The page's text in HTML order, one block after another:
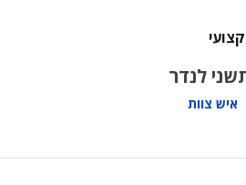
שני לנדר
איש צוות